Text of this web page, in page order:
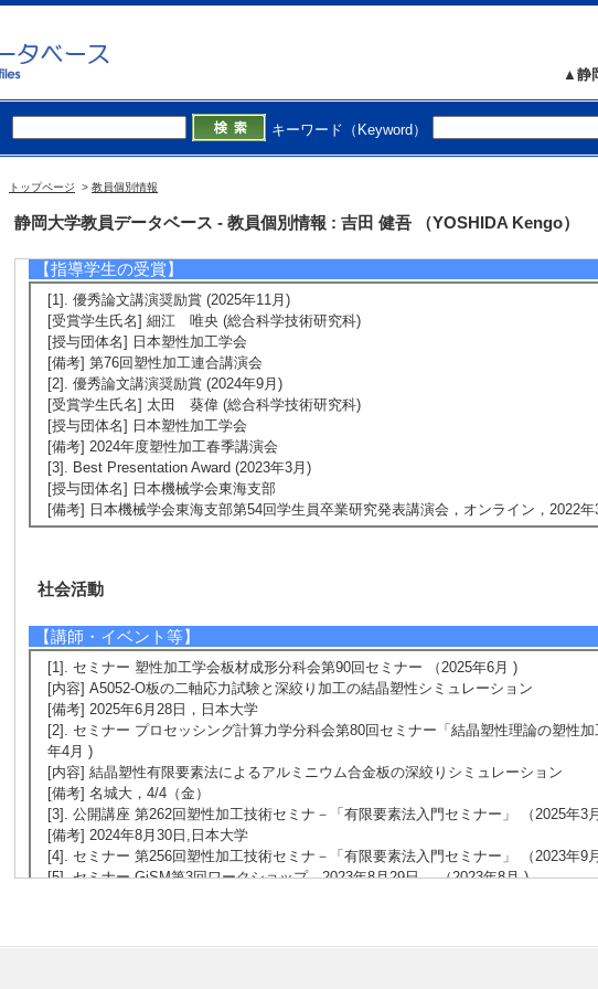
▲静
キーワード（Keyword）
トップページ > 教員個別情報
静岡大学教員データベース - 教員個別情報 : 吉田 健吾 （YOSHIDA Kengo）
修士指導学生数 4 人
卒研指導学生数（3年） 0 人
博士指導学生数(主指導) 0 人 博士指導学生数(副指導) 0 人
卒研指導学生数（3年） 0 人
修士指導学生数 6 人
博士指導学生数(主指導) 0 人 博士指導学生数(副指導) 0 人
【指導学生の受賞】
[1]. 優秀論文講演奨励賞 (2025年11月)
[受賞学生氏名] 細江 唯央 (総合科学技術研究科)
[授与団体名] 日本塑性加工学会
[備考] 第76回塑性加工連合講演会
[2]. 優秀論文講演奨励賞 (2024年9月)
[受賞学生氏名] 太田 葵偉 (総合科学技術研究科)
[授与団体名] 日本塑性加工学会
[備考] 2024年度塑性加工春季講演会
[3]. Best Presentation Award (2023年3月)
[授与団体名] 日本機械学会東海支部
[備考] 日本機械学会東海支部第54回学生員卒業研究発表講演会，オンライン，2022年
社会活動
【講師・イベント等】
[1]. セミナー 塑性加工学会板材成形分科会第90回セミナー （2025年6月 )
[内容] A5052-O板の二軸応力試験と深絞り加工の結晶塑性シミュレーション
[備考] 2025年6月28日，日本大学
[2]. セミナー プロセッシング計算力学分科会第80回セミナー「結晶塑性理論の塑性
年4月 )
[内容] 結晶塑性有限要素法によるアルミニウム合金板の深絞りシミュレーション
[備考] 名城大，4/4（金）
[3]. 公開講座 第262回塑性加工技術セミナ－「有限要素法入門セミナー」 （2025年3
[備考] 2024年8月30日,日本大学
[4]. セミナー 第256回塑性加工技術セミナ－「有限要素法入門セミナー」 （2023年9
[5]. セミナー GiSM第3回ワークショップ，2023年8月29日， （2023年8月 )